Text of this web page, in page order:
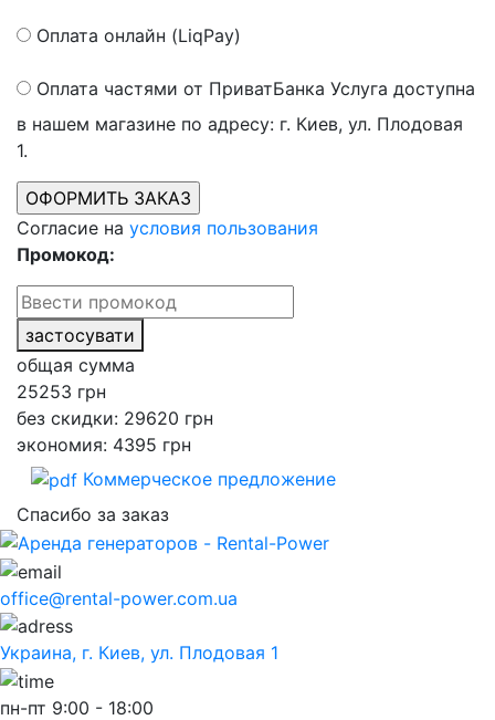
Оплата онлайн (LiqPay)
Оплата частями от ПриватБанка Услуга доступна
в нашем магазине по адресу: г. Киев, ул. Плодовая
1.
Согласие на условия пользования
Промокод:
застосувати
общая сумма
25253 грн
без скидки: 29620 грн
экономия: 4395 грн
Коммерческое предложение
Спасибо за заказ
office@rental-power.com.ua
Украина, г. Киев, ул. Плодовая 1
пн-пт 9:00 - 18:00